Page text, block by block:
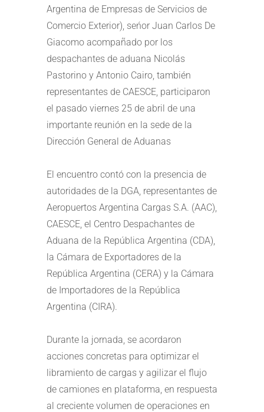
Argentina de Empresas de Servicios de
Comercio Exterior), seńor Juan Carlos De
Giacomo acompañado por los
despachantes de aduana Nicolás
Pastorino y Antonio Cairo, también
representantes de CAESCE, participaron
el pasado viernes 25 de abril de una
importante reunión en la sede de la
Dirección General de Aduanas
El encuentro contó con la presencia de
autoridades de la DGA, representantes de
Aeropuertos Argentina Cargas S.A. (AAC),
CAESCE, el Centro Despachantes de
Aduana de la República Argentina (CDA),
la Cámara de Exportadores de la
República Argentina (CERA) y la Cámara
de Importadores de la República
Argentina (CIRA).⁣
Durante la jornada, se acordaron
acciones concretas para optimizar el
libramiento de cargas y agilizar el flujo
de camiones en plataforma, en respuesta
al creciente volumen de operaciones en